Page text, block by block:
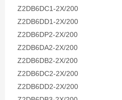
Z2DB6DC1-2X/200
Z2DB6DD1-2X/200
Z2DB6DP2-2X/200
Z2DB6DA2-2X/200
Z2DB6DB2-2X/200
Z2DB6DC2-2X/200
Z2DB6DD2-2X/200